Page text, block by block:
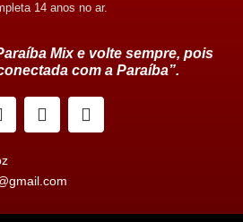
14 anos no ar.
Mix e volte sempre, pois
com a Paraíba”.